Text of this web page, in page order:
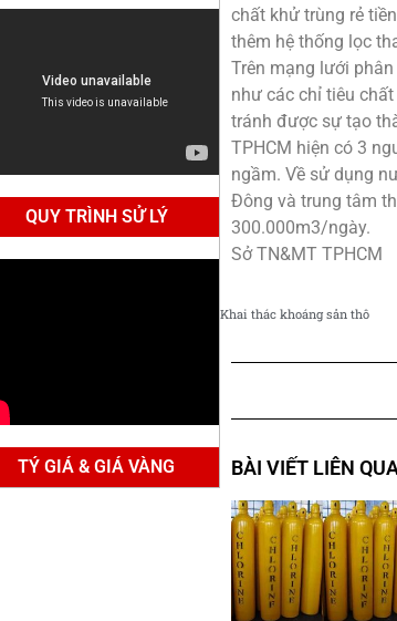
QUY TRÌNH SỬ LÝ
TÝ GIÁ & GIÁ VÀNG
chất khử trùng rẻ
thêm hệ thống lọc
Trên mạng lưới
như các chỉ tiêu
tránh được sự tạo
TPHCM hiện có 3
ngầm. Về sử dụng
Đông và trung tâm
300.000m3/ngày.
Sở TN&MT TPHCM
Khai thác khoáng sản thô
BÀI VIẾT LIÊN